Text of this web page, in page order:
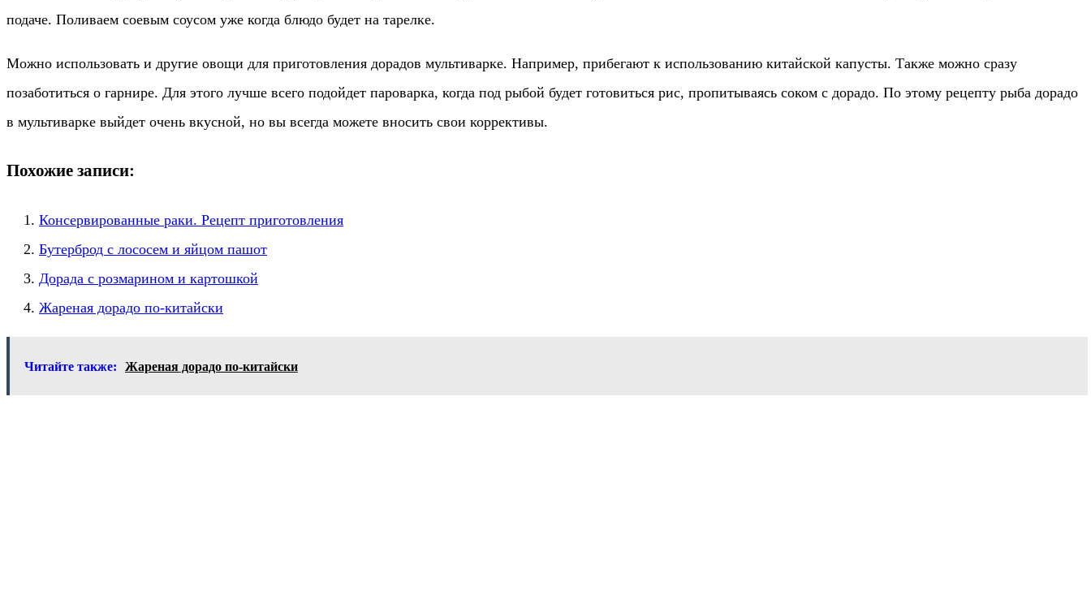
подаче. Поливаем соевым соусом уже когда блюдо будет на тарелке.
Можно использовать и другие овощи для приготовления дорадов мультиварке. Например, прибегают к использованию китайской капусты. Также можно сразу
позаботиться о гарнире. Для этого лучше всего подойдет пароварка, когда под рыбой будет готовиться рис, пропитываясь соком с дорадо. По этому рецепту рыба дорадо
в мультиварке выйдет очень вкусной, но вы всегда можете вносить свои коррективы.
Похожие записи:
Консервированные раки. Рецепт приготовления
Бутерброд с лососем и яйцом пашот
Дорада с розмарином и картошкой
Жареная дорадо по-китайски
Читайте также: Жареная дорадо по-китайски